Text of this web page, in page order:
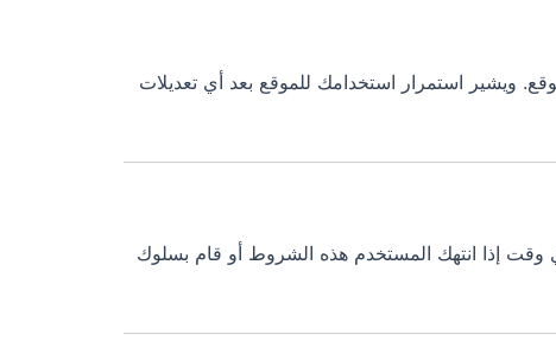
استمرار استخدامك للموقع بعد أي تعديلات
إذا انتهك المستخدم هذه الشروط أو قام بسلوك